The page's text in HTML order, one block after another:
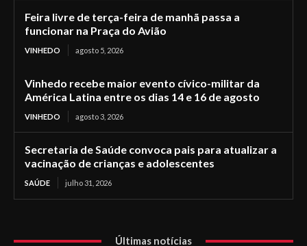
Feira livre de terça-feira de manhã passa a
funcionar na Praça do Avião
VINHEDO agosto 5, 2026
Vinhedo recebe maior evento cívico-militar da
América Latina entre os dias 14 e 16 de agosto
VINHEDO agosto 3, 2026
Secretaria de Saúde convoca pais para atualizar a
vacinação de crianças e adolescentes
SAÚDE julho 31, 2026
Últimas notícias